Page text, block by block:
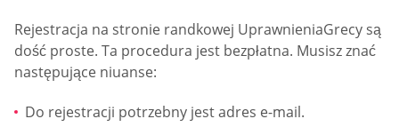
Rejestracja na stronie randkowej UprawnieniaGrecy są
dość proste. Ta procedura jest bezpłatna. Musisz znać
następujące niuanse:
Do rejestracji potrzebny jest adres e-mail.